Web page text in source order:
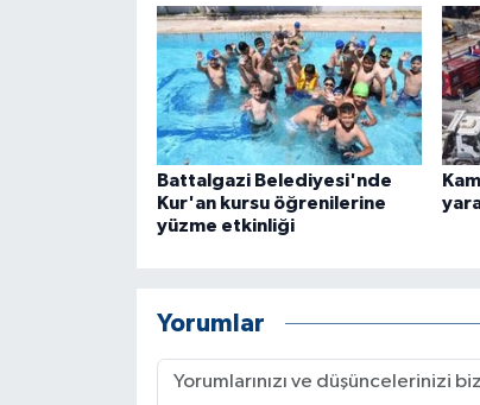
Battalgazi Belediyesi'nde
Kur'an kursu öğrenilerine
yüzme etkinliği
Yorumlar